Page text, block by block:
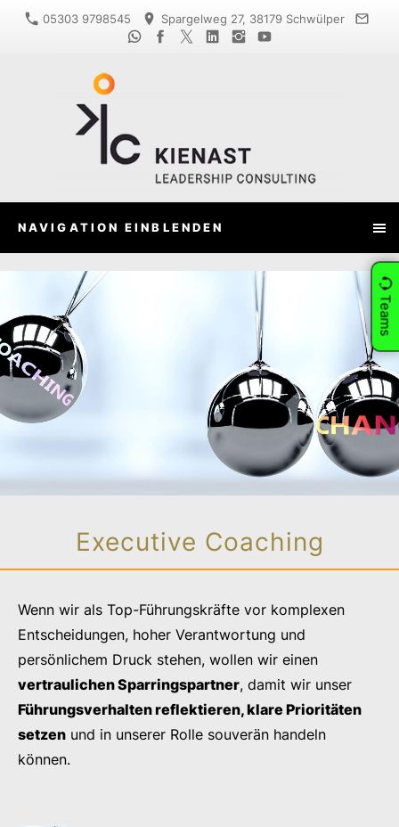
05303 9798545 Spargelweg 27, 38179 Schwülper
NAVIGATION EINBLENDEN
Executive Coaching
Wenn wir als Top-Führungskräfte vor komplexen
Entscheidungen, hoher Verantwortung und
persönlichem Druck stehen, wollen wir einen
vertraulichen Sparringspartner, damit wir unser
Führungsverhalten reflektieren, klare Prioritäten
setzen und in unserer Rolle souverän handeln
können.
Teams